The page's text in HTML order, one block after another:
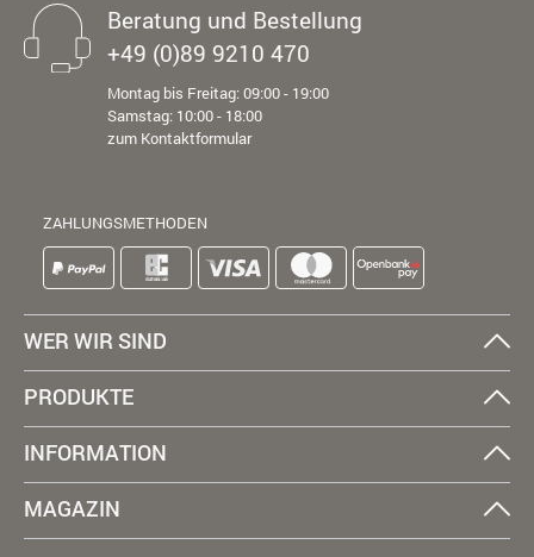
Beratung und Bestellung
+49 (0)89 9210 470
Montag bis Freitag: 09:00 - 19:00
Samstag: 10:00 - 18:00
zum Kontaktformular
ZAHLUNGSMETHODEN
WER WIR SIND
PRODUKTE
INFORMATION
MAGAZIN